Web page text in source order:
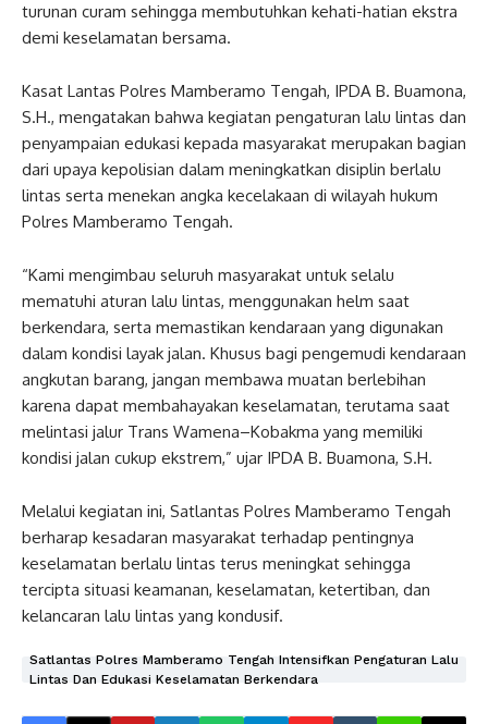
turunan curam sehingga membutuhkan kehati-hatian ekstra
demi keselamatan bersama.
Kasat Lantas Polres Mamberamo Tengah, IPDA B. Buamona,
S.H., mengatakan bahwa kegiatan pengaturan lalu lintas dan
penyampaian edukasi kepada masyarakat merupakan bagian
dari upaya kepolisian dalam meningkatkan disiplin berlalu
lintas serta menekan angka kecelakaan di wilayah hukum
Polres Mamberamo Tengah.
“Kami mengimbau seluruh masyarakat untuk selalu
mematuhi aturan lalu lintas, menggunakan helm saat
berkendara, serta memastikan kendaraan yang digunakan
dalam kondisi layak jalan. Khusus bagi pengemudi kendaraan
angkutan barang, jangan membawa muatan berlebihan
karena dapat membahayakan keselamatan, terutama saat
melintasi jalur Trans Wamena–Kobakma yang memiliki
kondisi jalan cukup ekstrem,” ujar IPDA B. Buamona, S.H.
Melalui kegiatan ini, Satlantas Polres Mamberamo Tengah
berharap kesadaran masyarakat terhadap pentingnya
keselamatan berlalu lintas terus meningkat sehingga
tercipta situasi keamanan, keselamatan, ketertiban, dan
kelancaran lalu lintas yang kondusif.
Satlantas Polres Mamberamo Tengah Intensifkan Pengaturan Lalu
Lintas Dan Edukasi Keselamatan Berkendara